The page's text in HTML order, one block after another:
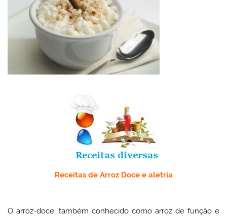
Receitas de Arroz Doce e aletria
.
O arroz-doce, também conhecido como arroz de função e